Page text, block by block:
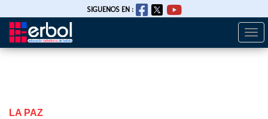
Pasar
SIGUENOS EN :
LA PAZ